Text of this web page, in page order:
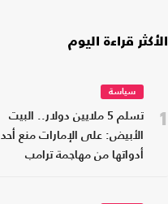
الأكثر قراءة اليوم
1
سياسة
تسلم 5 ملايين دولار.. البيت
الأبيض: على الإمارات منع أحد
أدواتها من مهاجمة ترامب